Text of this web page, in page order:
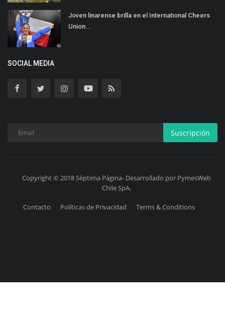
Joven linarense brilla en el International Cheers
Union...
SOCIAL MEDIA
Suscripción
Copyright © 2018 Séptima Página- Desarrollado por PymesWeb
Chile SpA.
Contacto Políticas de Privacidad Terms & Conditions